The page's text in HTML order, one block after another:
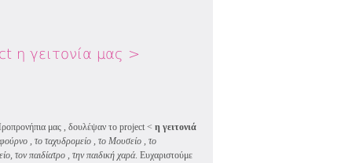
η γειτονία μας >
μας , δουλέψαν το project < η γειτονιά
, το ταχυδρομείο , το Μουσείο , το
τον παιδίατρο , την παιδική χαρά. Ευχαριστούμε